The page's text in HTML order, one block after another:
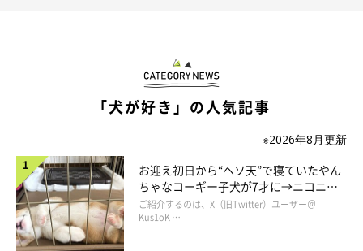
「犬が好き」の人気記事
※2026年8月更新
お迎え初日から“ヘソ天”で寝ていたやん
ちゃなコーギー子犬が7才に→ニコニ
コ“コーギースマイル”が魅力のコに成
長！
ご紹介するのは、X（旧Twitter）ユーザー＠
Kus1oK …